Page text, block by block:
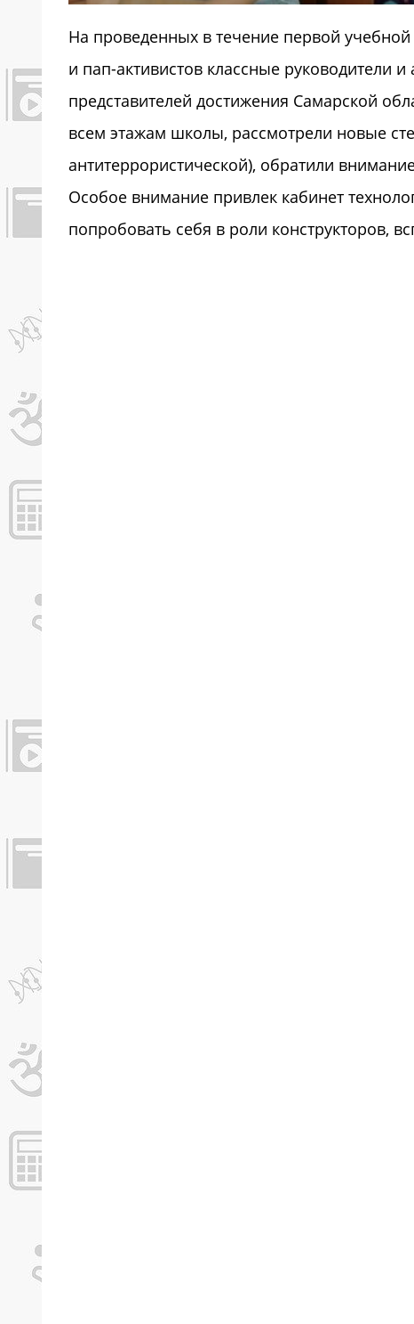
На проведенных в течение первой
и пап-активистов классные руководители
представителей достижения Самарской
всем этажам школы, рассмотрели новые
антитеррористической), обратили
Особое внимание привлек кабинет
попробовать себя в роли конструкторов,